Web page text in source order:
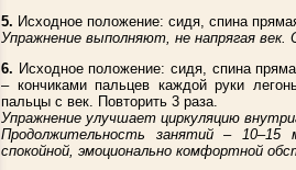
5. Исходное положение: сидя, спина
Упражнение выполняют, не напрягая век.
6. Исходное положение: сидя, спина
– кончиками пальцев каждой руки
пальцы с век. Повторить 3 раза.
Упражнение улучшает циркуляцию
Продолжительность занятий –
спокойной, эмоционально комфортной